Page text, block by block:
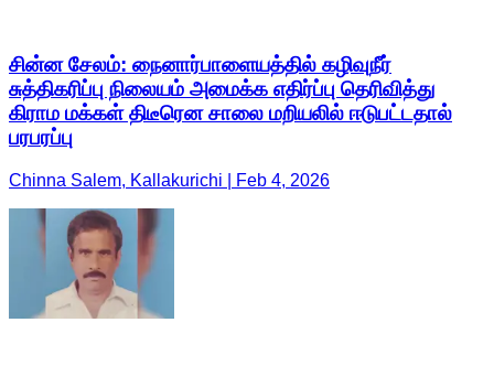
சின்ன சேலம்: நைனார்பாளையத்தில் கழிவுநீர்
சுத்திகரிப்பு நிலையம் அமைக்க எதிர்ப்பு தெரிவித்து
கிராம மக்கள் திடீரென சாலை மறியலில் ஈடுபட்டதால்
பரபரப்பு
Chinna Salem, Kallakurichi | Feb 4, 2026